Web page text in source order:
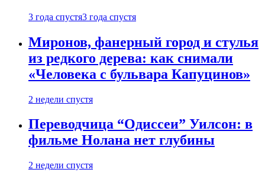
3 года спустя3 года спустя
Миронов, фанерный город и стулья
из редкого дерева: как снимали
«Человека с бульвара Капуцинов»
2 недели спустя
Переводчица “Одиссеи” Уилсон: в
фильме Нолана нет глубины
2 недели спустя